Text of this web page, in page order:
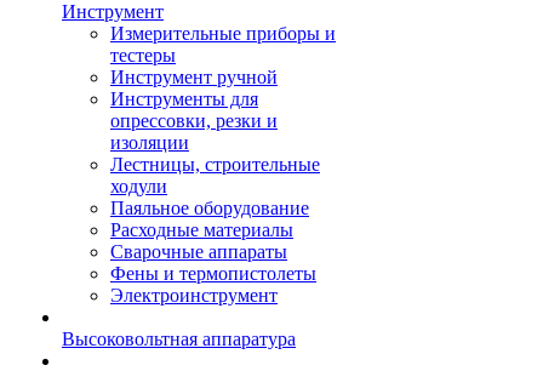
Инструмент
Измерительные приборы и
тестеры
Инструмент ручной
Инструменты для
опрессовки, резки и
изоляции
Лестницы, строительные
ходули
Паяльное оборудование
Расходные материалы
Сварочные аппараты
Фены и термопистолеты
Электроинструмент
Высоковольтная аппаратура